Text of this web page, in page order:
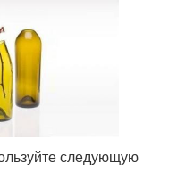
следующую